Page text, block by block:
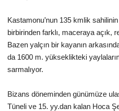
Kastamonu’nun 135 kmlik
birbirinden farklı, maceraya açık,
Bazen yalçın bir kayanın
da 1600 m. yükseklikteki
sarmalıyor.
Bizans döneminden günümüze
Tüneli ve 15. yy.dan kalan Hoca